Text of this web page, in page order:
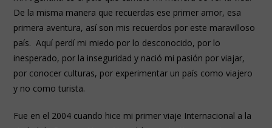
De la misma manera que recuerdas ese primer amor, esa
primera aventura, así son mis recuerdos por este maravilloso
país. Aquí perdí mi miedo por lo desconocido, por lo
inesperado, por la inseguridad y nació mi pasión por viajar,
por conocer culturas, por experimentar un país como viajero
y no como turista.
Fue en el 2004 cuando hice mi primer viaje Internacional a la